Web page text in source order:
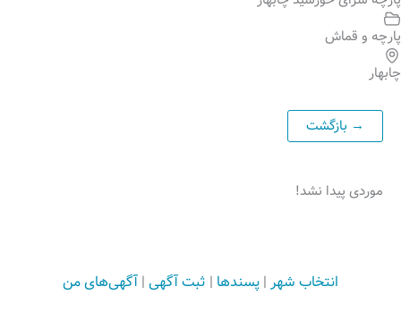
موردی پیدا نشد!
پارچه و قماش
چابهار
انتخاب شهر | پسندها | ثبت آگهی | آگهی‌های من